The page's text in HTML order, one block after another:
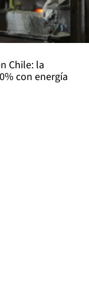
Chile: la
con energía